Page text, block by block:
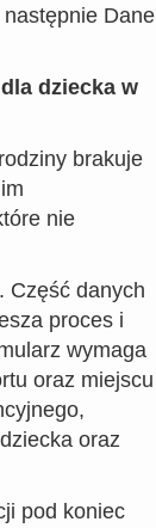
Dane
dziecka w
brakuje
nie
Część danych
proces i
wymaga
oraz miejscu
oraz
pod koniec